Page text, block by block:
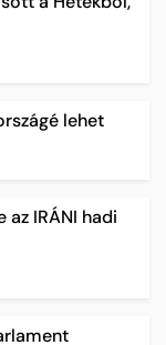
lehet
az IRÁNI hadi